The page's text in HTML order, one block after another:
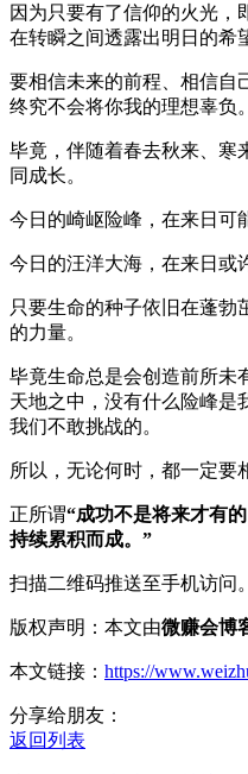
因为只要有了信仰的火光，
在转瞬之间透露出明日的希
要相信未来的前程、相信自
终究不会将你我的理想辜负。
毕竟，伴随着春去秋来、寒
同成长。
今日的崎岖险峰，在来日可
今日的汪洋大海，在来日或
只要生命的种子依旧在蓬勃
的力量。
毕竟生命总是会创造前所未
天地之中，没有什么险峰是
我们不敢挑战的。
所以，无论何时，都一定要
正所谓“成功不是将来才有
持续累积而成。”
扫描二维码推送至手机访问。
版权声明：本文由微赚会博
本文链接： https://
分享给朋友：
返回列表